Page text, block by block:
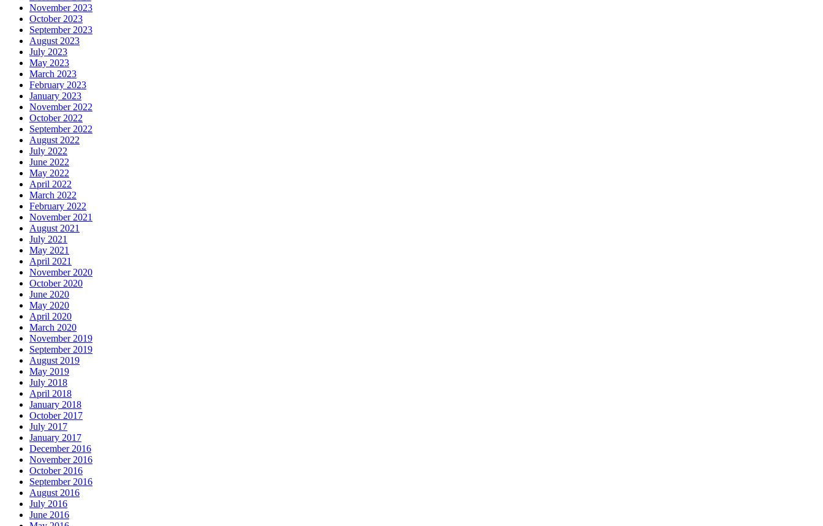
November 2023
October 2023
September 2023
August 2023
July 2023
May 2023
March 2023
February 2023
January 2023
November 2022
October 2022
September 2022
August 2022
July 2022
June 2022
May 2022
April 2022
March 2022
February 2022
November 2021
August 2021
July 2021
May 2021
April 2021
November 2020
October 2020
June 2020
May 2020
April 2020
March 2020
November 2019
September 2019
August 2019
May 2019
July 2018
April 2018
January 2018
October 2017
July 2017
January 2017
December 2016
November 2016
October 2016
September 2016
August 2016
July 2016
June 2016